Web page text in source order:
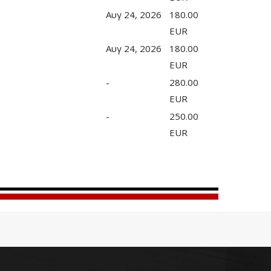
Αυγ 24, 2026
180.00
EUR
Αυγ 24, 2026
180.00
EUR
-
280.00
EUR
-
250.00
EUR